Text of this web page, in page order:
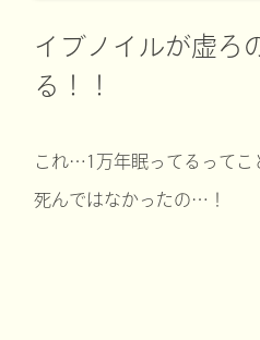
イブノイルが虚ろ
る！！
これ…1万年眠ってるってこ
死んではなかったの…！